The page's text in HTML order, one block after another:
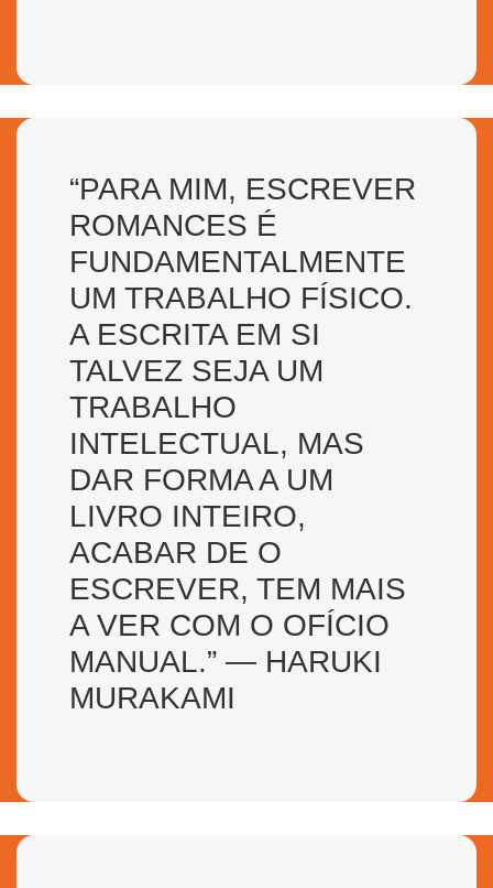
“PARA MIM, ESCREVER
ROMANCES É
FUNDAMENTALMENTE
UM TRABALHO FÍSICO.
A ESCRITA EM SI
TALVEZ SEJA UM
TRABALHO
INTELECTUAL, MAS
DAR FORMA A UM
LIVRO INTEIRO,
ACABAR DE O
ESCREVER, TEM MAIS
A VER COM O OFÍCIO
MANUAL.” — HARUKI
MURAKAMI